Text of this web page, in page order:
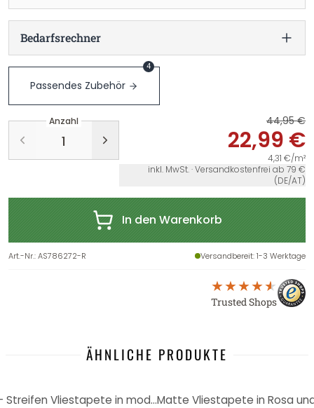
Bedarfsrechner
Passendes Zubehör
4
Anzahl 44,95 €
22,99 €
4,31 €/m²
inkl. MwSt. · Versandkostenfrei ab 79 €
(DE/AT)
In den Warenkorb
Art.-Nr.:AS786272-R Versandbereit: 1-3 Werktage
Trusted Shops
ÄHNLICHE PRODUKTE
Tapete Greige Schwarz Matt - Streifen Vliestapete in moderner skandi Holz-Paneel-Optik